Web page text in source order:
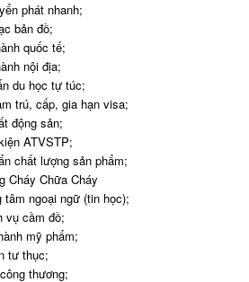
phát nhanh;
bản đồ;
quốc tế;
nội địa;
du học tự túc;
trú, cấp, gia hạn visa;
động sản;
ATVSTP;
chất lượng sản phẩm;
Cháy Chữa Cháy
tâm ngoại ngữ (tin học);
vụ cầm đồ;
mỹ phẩm;
tư thục;
thương;